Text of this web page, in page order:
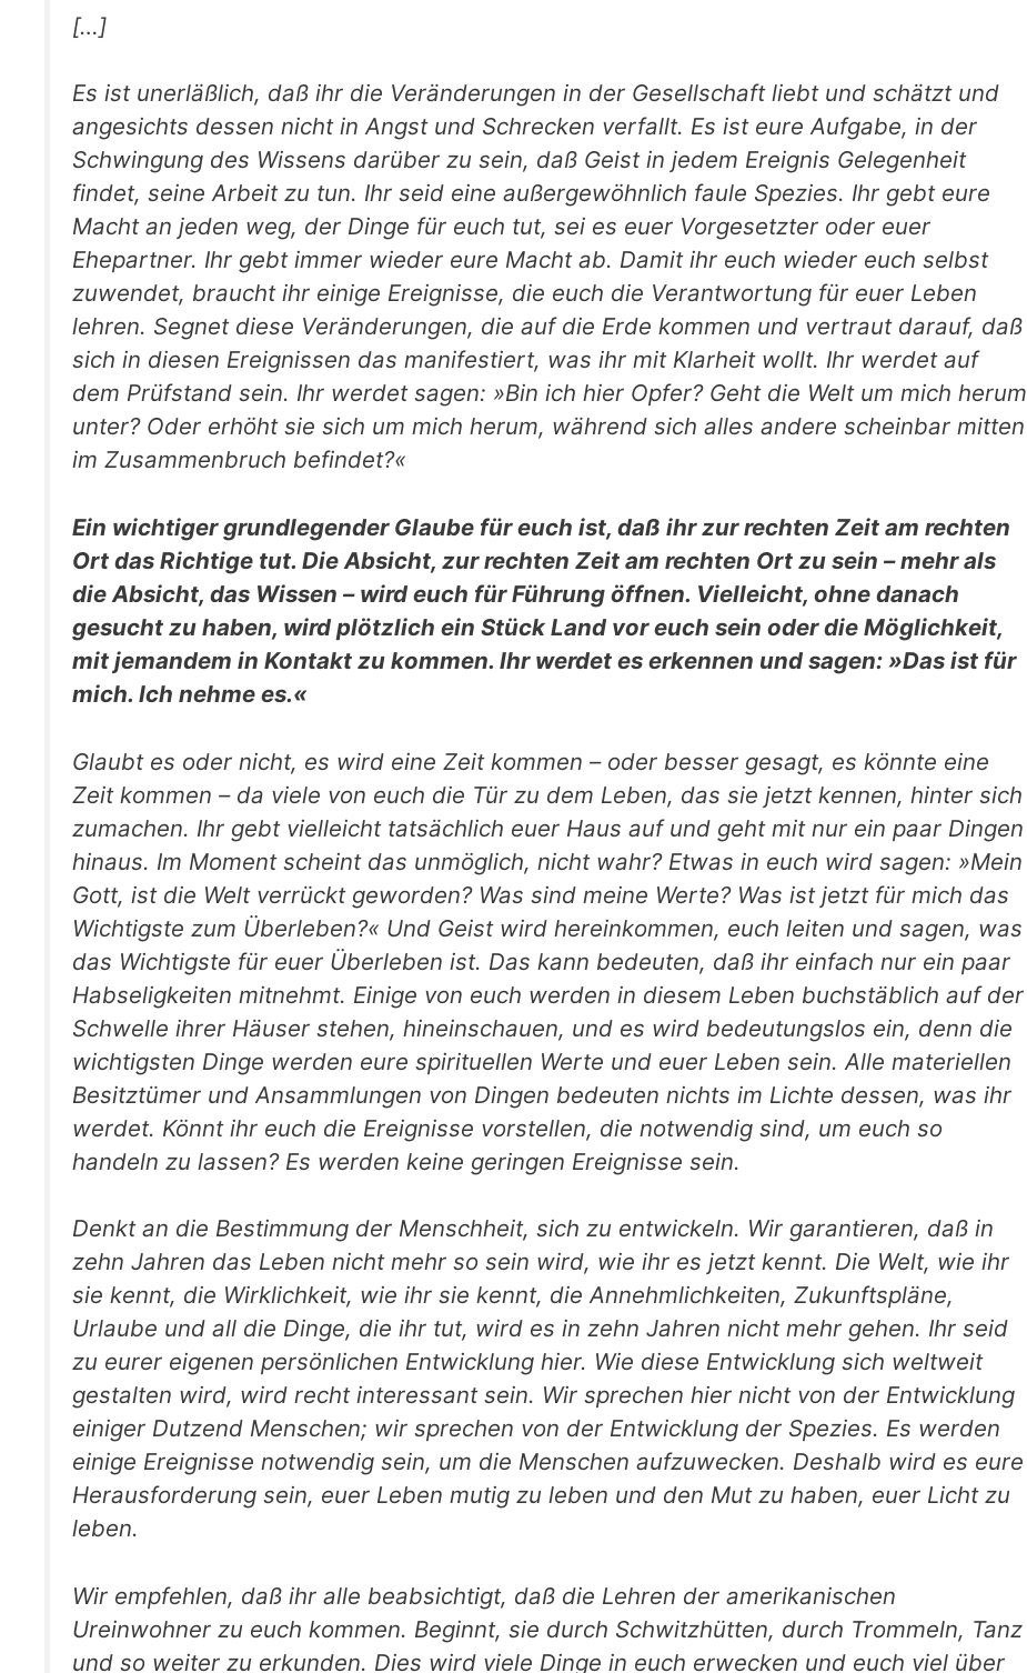
[…]
Es ist unerläßlich, daß ihr die Veränderungen in der Ge­sellschaft liebt und schätzt und
angesichts dessen nicht in Angst und Schrecken verfallt. Es ist eure Aufgabe, in der
Schwingung des Wissens darüber zu sein, daß Geist in jedem Ereignis Gelegenheit
findet, seine Arbeit zu tun. Ihr seid eine außergewöhnlich faule Spezies. Ihr gebt eure
Macht an jeden weg, der Dinge für euch tut, sei es euer Vorgesetzter oder euer
Ehepartner. Ihr gebt immer wieder eure Macht ab. Damit ihr euch wieder euch selbst
zuwendet, braucht ihr einige Ereignis­se, die euch die Verantwortung für euer Leben
lehren. Segnet diese Veränderungen, die auf die Erde kommen und vertraut darauf, daß
sich in diesen Ereignissen das manifestiert, was ihr mit Klarheit wollt. Ihr werdet auf
dem Prüfstand sein. Ihr werdet sagen: »Bin ich hier Opfer? Geht die Welt um mich herum
unter? Oder erhöht sie sich um mich herum, während sich alles andere scheinbar mitten
im Zusammenbruch befin­det?«
Ein wichtiger grundlegender Glaube für euch ist, daß ihr zur rechten Zeit am rechten
Ort das Richtige tut. Die Absicht, zur rechten Zeit am rechten Ort zu sein – mehr als
die Ab­sicht, das Wissen – wird euch für Führung öffnen. Vielleicht, ohne danach
gesucht zu haben, wird plötzlich ein Stück Land vor euch sein oder die Möglichkeit,
mit jemandem in Kontakt zu kommen. Ihr werdet es erkennen und sagen: »Das ist für
mich. Ich nehme es.«
Glaubt es oder nicht, es wird eine Zeit kommen – oder besser gesagt, es könnte eine
Zeit kommen – da viele von euch die Tür zu dem Leben, das sie jetzt kennen, hinter sich
zumachen. Ihr gebt vielleicht tatsächlich euer Haus auf und geht mit nur ein paar Dingen
hinaus. Im Moment scheint das unmöglich, nicht wahr? Etwas in euch wird sagen: »Mein
Gott, ist die Welt verrückt geworden? Was sind meine Werte? Was ist jetzt für mich das
Wichtigste zum Überleben?« Und Geist wird hereinkommen, euch leiten und sagen, was
das Wichtigste für euer Überleben ist. Das kann bedeuten, daß ihr einfach nur ein paar
Habseligkeiten mitnehmt. Einige von euch werden in diesem Leben buchstäblich auf der
Schwelle ihrer Häuser stehen, hineinschauen, und es wird bedeutungs­los ein, denn die
wichtigsten Dinge werden eure spirituellen Werte und euer Leben sein. Alle materiellen
Besitztümer und Ansammlungen von Dingen bedeuten nichts im Lichte des­sen, was ihr
werdet. Könnt ihr euch die Ereignisse vorstellen, die notwendig sind, um euch so
handeln zu lassen? Es wer­den keine geringen Ereignisse sein.
Denkt an die Bestimmung der Menschheit, sich zu ent­wickeln. Wir garantieren, daß in
zehn Jahren das Leben nicht mehr so sein wird, wie ihr es jetzt kennt. Die Welt, wie ihr
sie kennt, die Wirklichkeit, wie ihr sie kennt, die Annehmlichkei­ten, Zukunftspläne,
Urlaube und all die Dinge, die ihr tut, wird es in zehn Jahren nicht mehr gehen. Ihr seid
zu eurer eigenen persönlichen Entwicklung hier. Wie diese Entwick­lung sich weltweit
gestalten wird, wird recht interessant sein. Wir sprechen hier nicht von der Entwicklung
einiger Dutzend Menschen; wir sprechen von der Entwicklung der Spezies. Es werden
einige Ereignisse notwendig sein, um die Menschen aufzuwecken. Deshalb wird es eure
Herausforderung sein, euer Leben mutig zu leben und den Mut zu haben, euer Licht zu
leben.
Wir empfehlen, daß ihr alle beabsichtigt, daß die Lehren der amerikanischen
Ureinwohner zu euch kommen. Beginnt, sie durch Schwitzhütten, durch Trommeln, Tanz
und so wei­ter zu erkunden. Dies wird viele Dinge in euch erwecken und euch viel über